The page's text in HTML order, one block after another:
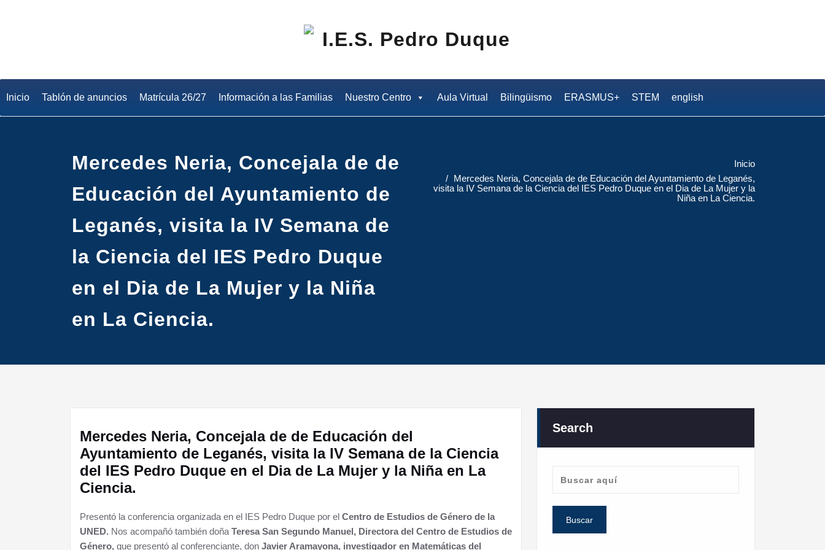
Inicio Tablón de anuncios Matrícula 26/27 Información a las Familias Nuestro Centro Aula Virtual Bilingüismo ERASMUS+ STEM english
Mercedes Neria, Concejala de de
Educación del Ayuntamiento de
Leganés, visita la IV Semana de
la Ciencia del IES Pedro Duque
en el Dia de La Mujer y la Niña
en La Ciencia.
Inicio
Mercedes Neria, Concejala de de Educación del Ayuntamiento de Leganés,
visita la IV Semana de la Ciencia del IES Pedro Duque en el Dia de La Mujer y la
Niña en La Ciencia.
Mercedes Neria, Concejala de de Educación del
Ayuntamiento de Leganés, visita la IV Semana de la Ciencia
del IES Pedro Duque en el Dia de La Mujer y la Niña en La
Ciencia.
Presentó la conferencia organizada en el IES Pedro Duque por el Centro de Estudios de Género de la
UNED. Nos acompañó también doña Teresa San Segundo Manuel, Directora del Centro de Estudios de
Género, que presentó al conferenciante, don Javier Aramayona, investigador en Matemáticas del
Search